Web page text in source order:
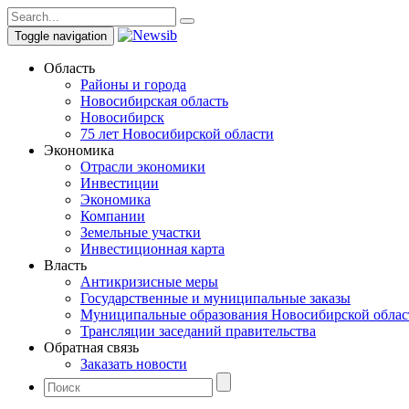
Toggle navigation
Область
Районы и города
Новосибирская область
Новосибирск
75 лет Новосибирской области
Экономика
Отрасли экономики
Инвестиции
Экономика
Компании
Земельные участки
Инвестиционная карта
Власть
Антикризисные меры
Государственные и муниципальные заказы
Муниципальные образования Новосибирской
Трансляции заседаний правительства
Обратная связь
Заказать новости